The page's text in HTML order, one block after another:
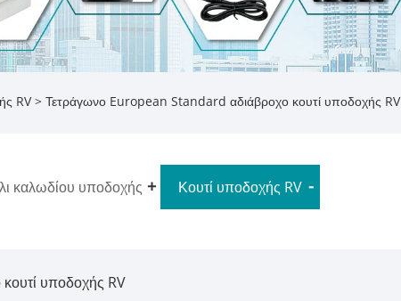
RV> Τετράγωνο European Standard αδιάβροχο κουτί υποδοχής RV
καλωδίου υποδοχής Κουτί υποδοχής RV
υποδοχής RV